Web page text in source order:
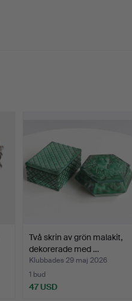
Två skrin av grön malakit,
dekorerade med …
Klubbades 29 maj 2026
1 bud
47 USD